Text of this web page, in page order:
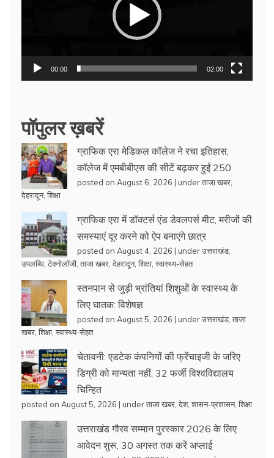
00:00 02:00
पॉपुलर ख़बरें
ग्राफिक एरा मेडिकल कॉलेज ने रचा इतिहास,
कॉलेज में एमबीबीएस की सीटें बढ़कर हुईं 250
posted on August 6, 2026 | underताजा खबर
देहरादून, शिक्षा
ग्राफिक एरा में डॉक्टर्स एंड डेवलपर्स मीट, मरीजों की
समस्याएं दूर करने को ऐप बनाएंगे छात्र
posted on August 4, 2026 | underउत्तराखंड
उपलब्धि टेक्नोलॉजी ताजा खबर देहरादून, शिक्षा स्वास्थ्य-सेहत
स्तनपान से जुड़ी भ्रांतियां शिशुओं के स्वास्थ्य के
लिए घातक: विशेषज्ञ
posted on August 5, 2026 | underउत्तराखंड ताजा
खबर शिक्षा स्वास्थ्य-सेहत
चेतावनी: एडटेक कंपनियों की फ्रेंचाइजी के जरिए
डिग्री को मान्यता नहीं, 32 फर्जी विश्वविद्यालय
चिन्हित
posted on August 5, 2026 | underताजा खबर देश, शासन-प्रशासन, शिक्षा
उत्तराखंड गौरव सम्मान पुरस्कार 2026 के लिए
आवेदन शुरू, 30 अगस्त तक करें अप्लाई